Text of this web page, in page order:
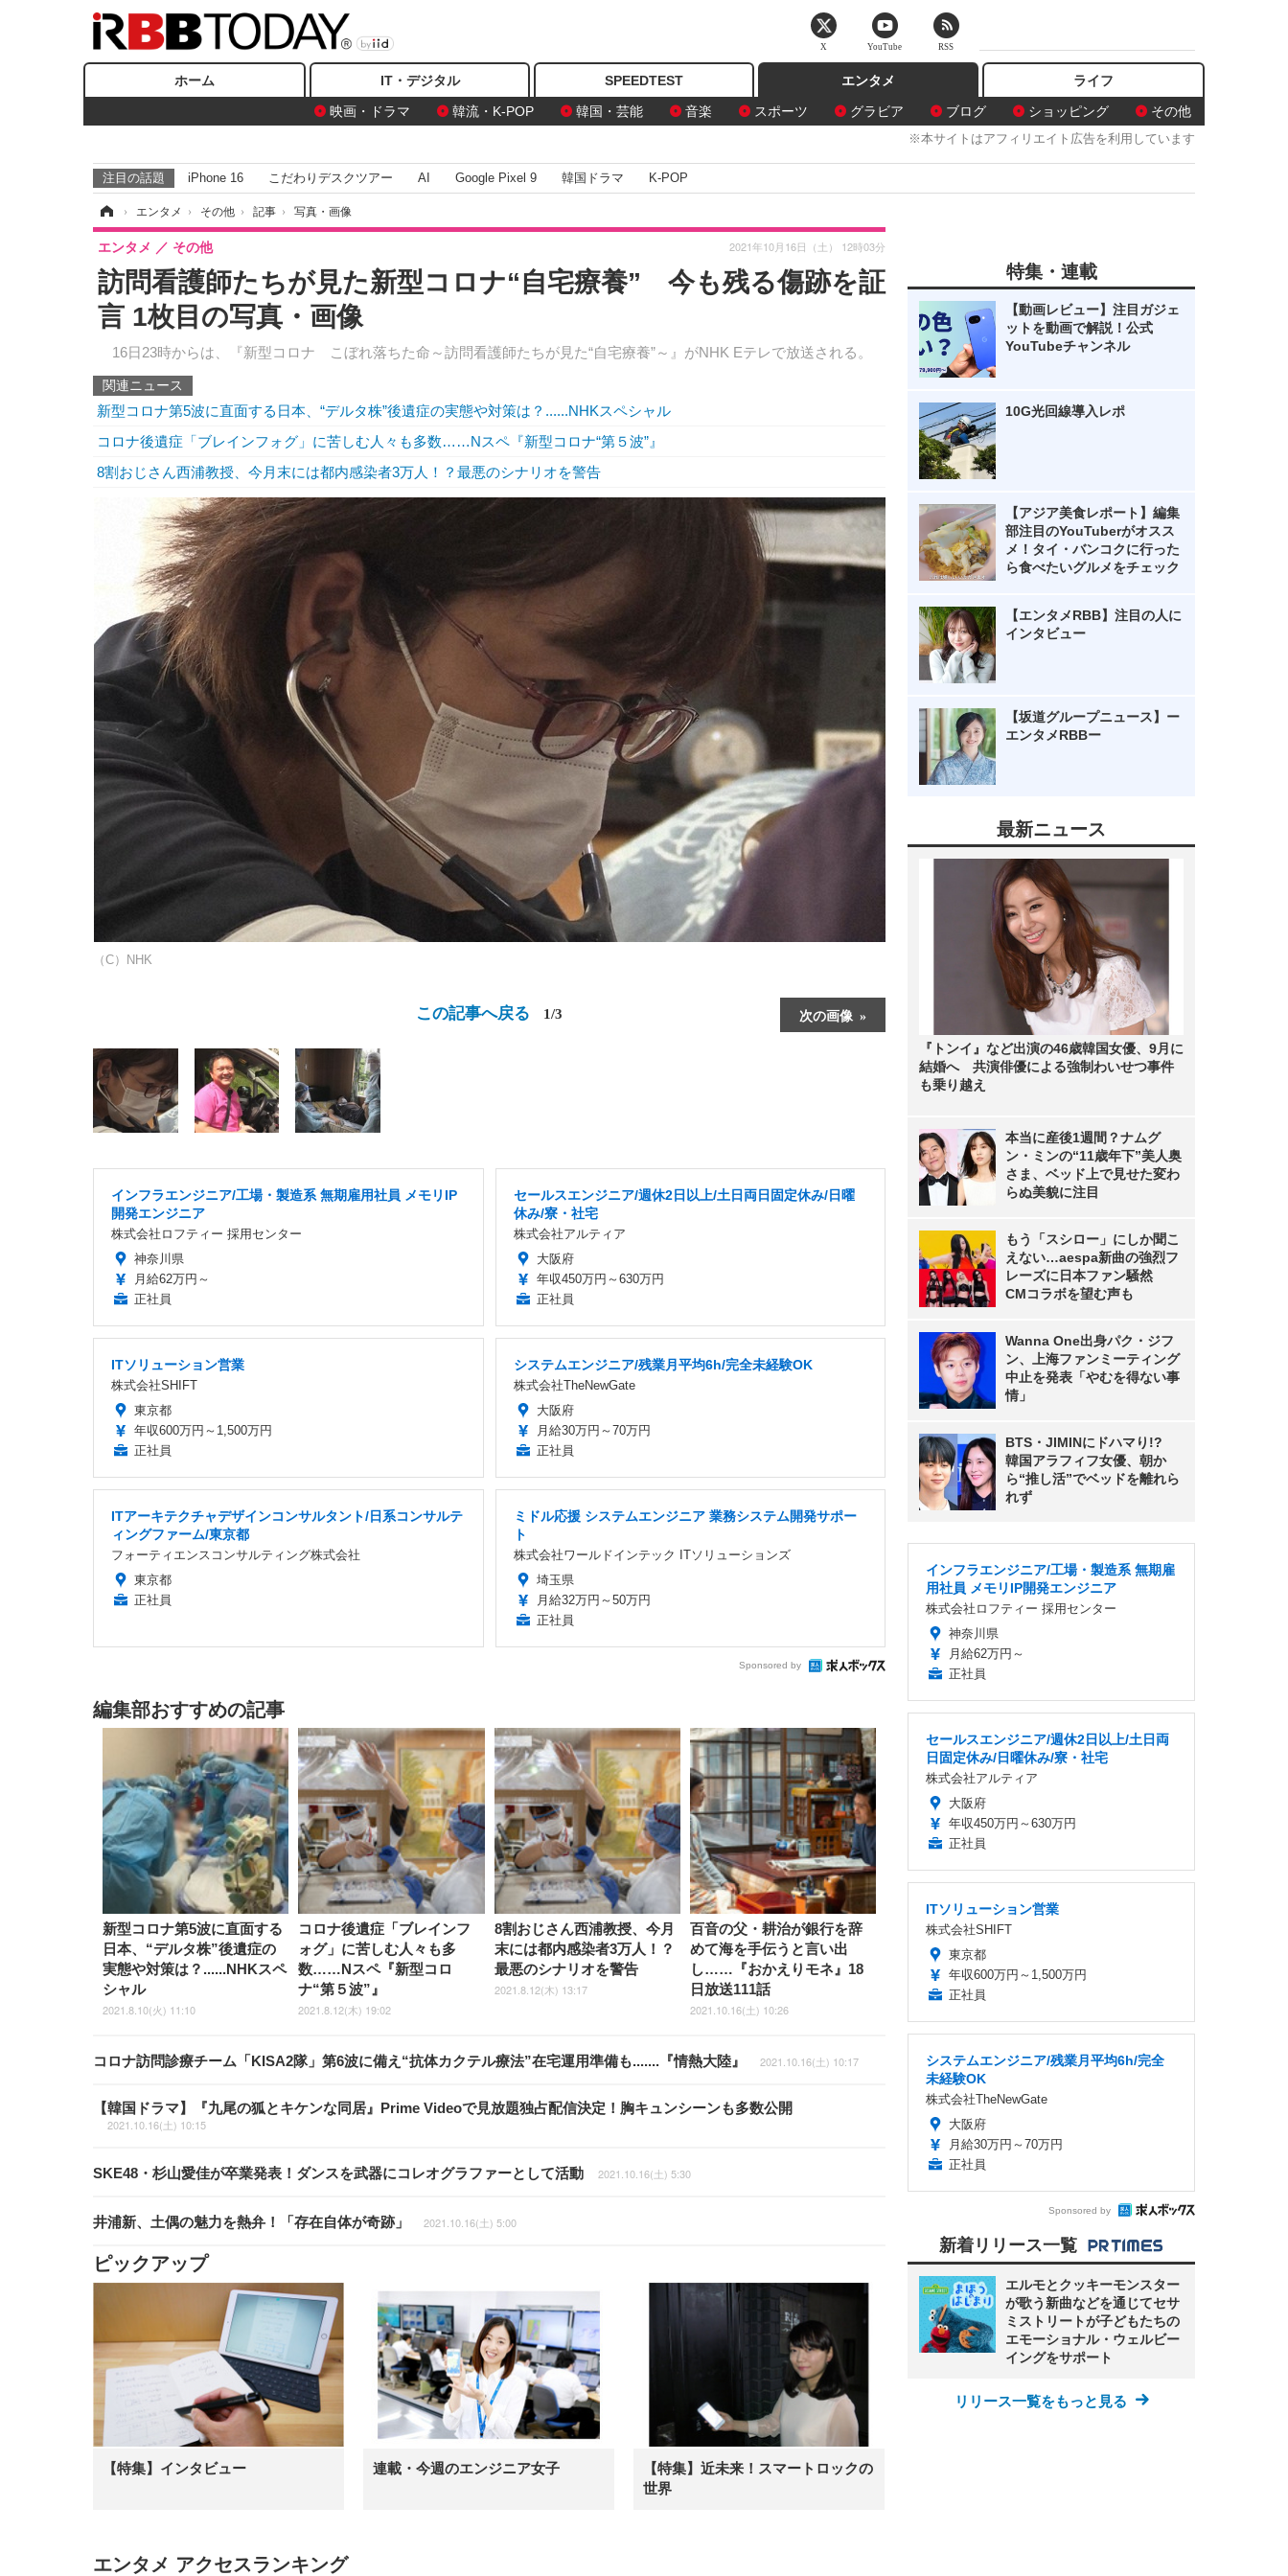
ホーム IT・デジタル SPEEDTEST
エンタメ
映画・ドラマ
韓流・K-POP 韓国・芸能 音楽 スポーツ グラビア ブログ ショッピング その他
ライフ
※本サイトはアフィリエイト広告を利用しています
注目の話題 iPhone 16 こだわりデスクツアー AI Google Pixel 9 韓国ドラマ K-POP
› エンタメ › その他 › 記事 › 写真・画像
訪問看護師たちが見た新型コロナ“自宅療養” 今も残る傷跡を証
言 1枚目の写真・画像
16日23時からは、『新型コロナ こぼれ落ちた命～訪問看護師たちが見た“自宅療養”～』がNHK Eテレで放送される。
エンタメ その他 2021年10月16日（土） 12時03分
関連ニュース
新型コロナ第5波に直面する日本、“デルタ株”後遺症の実態や対策は？......NHKスペシャル
コロナ後遺症「ブレインフォグ」に苦しむ人々も多数……Nスペ『新型コロナ“第５波”』
8割おじさん西浦教授、今月末には都内感染者3万人！？最悪のシナリオを警告
（C）NHK
次の画像
この記事へ戻る 1/3
インフラエンジニア/工場・製造系 無期雇用社員 メモリIP
開発エンジニア
株式会社ロフティー 採用センター
神奈川県
月給62万円～
正社員
セールスエンジニア/週休2日以上/土日両日固定休み/日曜
休み/寮・社宅
株式会社アルティア
大阪府
年収450万円～630万円
正社員
ITソリューション営業
株式会社SHIFT
東京都
年収600万円～1,500万円
正社員
システムエンジニア/残業月平均6h/完全未経験OK
株式会社TheNewGate
大阪府
月給30万円～70万円
正社員
ITアーキテクチャデザインコンサルタント/日系コンサルテ
ィングファーム/東京都
フォーティエンスコンサルティング株式会社
東京都
正社員
ミドル応援 システムエンジニア 業務システム開発サポー
ト
株式会社ワールドインテック ITソリューションズ
埼玉県
月給32万円～50万円
正社員
Sponsored by
編集部おすすめの記事
新型コロナ第5波に直面する
日本、“デルタ株”後遺症の
実態や対策は？......NHKスペ
シャル
2021.8.10(火) 11:10
コロナ後遺症「ブレインフ
ォグ」に苦しむ人々も多
数……Nスペ『新型コロ
ナ“第５波”』
2021.8.12(木) 19:02
8割おじさん西浦教授、今月
末には都内感染者3万人！？
最悪のシナリオを警告
2021.8.12(木) 13:17
百音の父・耕治が銀行を辞
めて海を手伝うと言い出
し……『おかえりモネ』18
日放送111話
2021.10.16(土) 10:26
コロナ訪問診療チーム「KISA2隊」第6波に備え“抗体カクテル療法”在宅運用準備も.......『情熱大陸』 2021.10.16(土) 10:17
【韓国ドラマ】『九尾の狐とキケンな同居』Prime Videoで見放題独占配信決定！胸キュンシーンも多数公開
2021.10.16(土) 10:15
SKE48・杉山愛佳が卒業発表！ダンスを武器にコレオグラファーとして活動 2021.10.16(土) 5:30
井浦新、土偶の魅力を熱弁！「存在自体が奇跡」 2021.10.16(土) 5:00
ピックアップ
【特集】インタビュー 連載・今週のエンジニア女子
【特集】近未来！スマートロックの
世界
エンタメ アクセスランキング
特集・連載
【動画レビュー】注目ガジェ
ットを動画で解説！公式
YouTubeチャンネル
10G光回線導入レポ
【アジア美食レポート】編集
部注目のYouTuberがオスス
メ！タイ・バンコクに行った
ら食べたいグルメをチェック
【エンタメRBB】注目の人に
インタビュー
【坂道グループニュース】ー
エンタメRBBー
最新ニュース
『トンイ』など出演の46歳韓国女優、9月に
結婚へ 共演俳優による強制わいせつ事件
も乗り越え
本当に産後1週間？ナムグ
ン・ミンの“11歳年下”美人奥
さま、ベッド上で見せた変わ
らぬ美貌に注目
もう「スシロー」にしか聞こ
えない…aespa新曲の強烈フ
レーズに日本ファン騒然
CMコラボを望む声も
Wanna One出身パク・ジフ
ン、上海ファンミーティング
中止を発表「やむを得ない事
情」
BTS・JIMINにドハマり!?
韓国アラフィフ女優、朝か
ら“推し活”でベッドを離れら
れず
インフラエンジニア/工場・製造系 無期雇
用社員 メモリIP開発エンジニア
株式会社ロフティー 採用センター
神奈川県
月給62万円～
正社員
セールスエンジニア/週休2日以上/土日両
日固定休み/日曜休み/寮・社宅
株式会社アルティア
大阪府
年収450万円～630万円
正社員
ITソリューション営業
株式会社SHIFT
東京都
年収600万円～1,500万円
正社員
システムエンジニア/残業月平均6h/完全
未経験OK
株式会社TheNewGate
大阪府
月給30万円～70万円
正社員
Sponsored by
新着リリース一覧
エルモとクッキーモンスター
が歌う新曲などを通じてセサ
ミストリートが子どもたちの
エモーショナル・ウェルビー
イングをサポート
リリース一覧をもっと見る
X YouTube RSS